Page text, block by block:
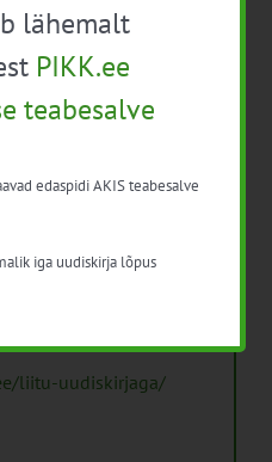
liitumine.
Isikuandmete
liitu-uudiskirjaga/
lähemalt
PIKK.ee
teabesalve
edaspidi AKIS teabesalve
iga uudiskirja lõpus